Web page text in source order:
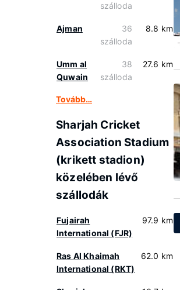
szálloda
Ajman
36
szálloda
8.8 km
Umm al
Quwain
38
szálloda
27.6 km
Tovább…
Sharjah Cricket
Association Stadium
(krikett stadion)
közelében lévő
szállodák
Fujairah
International (FJR)
97.9 km
Ras Al Khaimah
International (RKT)
62.0 km